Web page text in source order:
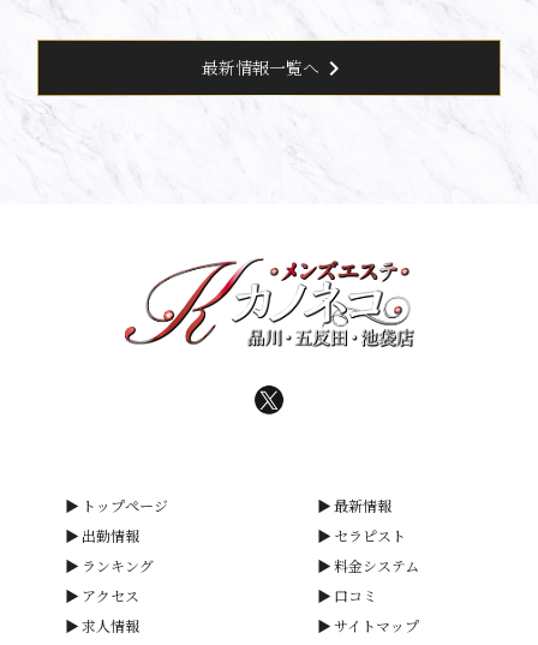
最新情報一覧へ chevron_right
トップページ
最新情報
出勤情報
セラピスト
ランキング
料金システム
アクセス
口コミ
求人情報
サイトマップ